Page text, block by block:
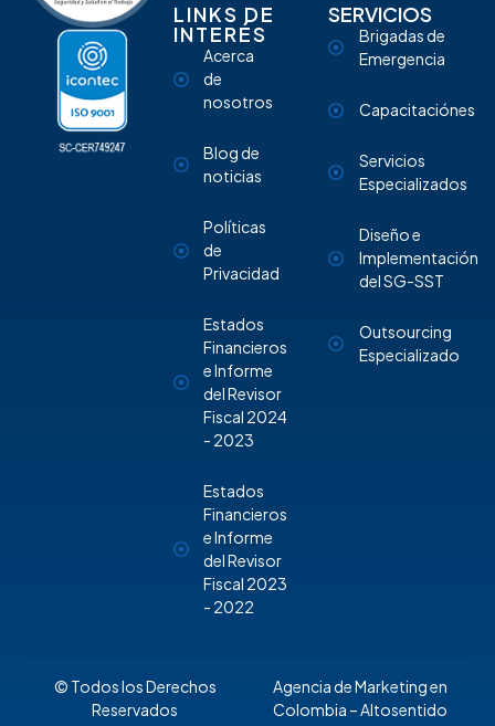
LINKS DE
INTERÉS
Acerca
de
nosotros
Blog de
noticias
Políticas
de
Privacidad
Estados
Financieros
e Informe
del Revisor
Fiscal 2024
- 2023
Estados
Financieros
e Informe
del Revisor
Fiscal 2023
- 2022
SERVICIOS
Brigadas de
Emergencia
Capacitaciónes
Servicios
Especializados
Diseño e
Implementación
del SG-SST
Outsourcing
Especializado
© Todos los Derechos
Reservados
Agencia de Marketing en
Colombia – Altosentido